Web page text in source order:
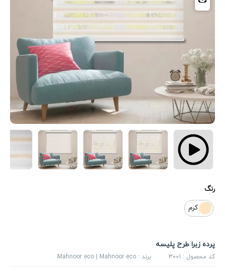
رنگ
کرم
پرده زبرا طرح پلیسه
کد محصول : 3001 برند : Mahnoor eco | Mahnoor eco